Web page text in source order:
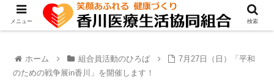
ホーム 組合員活動のひろば
7月27日（日）「平和
のための戦争展in香川」を開催します！
メニュー 検索